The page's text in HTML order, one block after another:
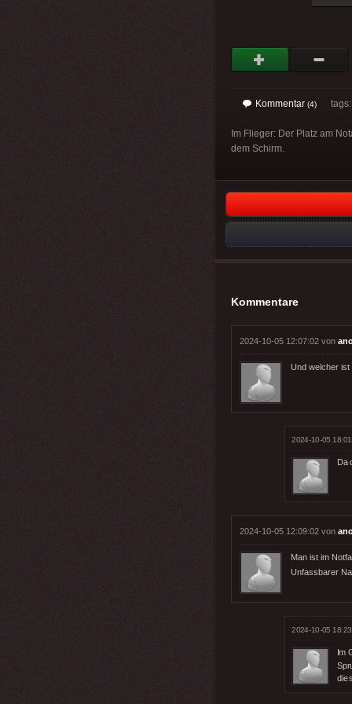
Kommentar (4) tags:
Im Flieger: Der Platz am
dem Schirm.
Kommentare
2024-10-05 12:07:02 von
Und welcher
2024-10-05
Da
2024-10-05 12:09:02 von
Man ist im
Unfassbarer
2024-10-05
Im